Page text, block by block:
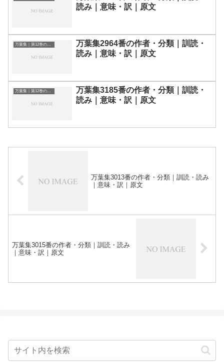
読み｜意味・訳｜原文
万葉集｜第12巻の和歌一覧
万葉集2964番の作者・分類｜訓読・
読み｜意味・訳｜原文
万葉集｜第12巻の和歌一覧
万葉集3185番の作者・分類｜訓読・
読み｜意味・訳｜原文
万葉集3013番の作者・分類｜訓読・読み
｜意味・訳｜原文
万葉集3015番の作者・分類｜訓読・読み
｜意味・訳｜原文